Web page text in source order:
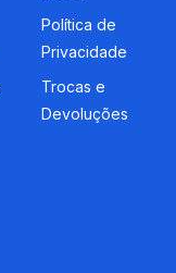
Política de
Privacidade
Trocas e
Devoluções